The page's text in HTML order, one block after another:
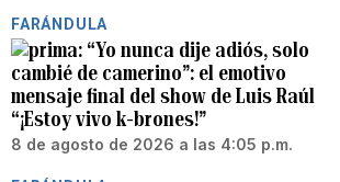
FARÁNDULA
“Yo nunca dije adiós, solo
cambié de camerino”: el emotivo
mensaje final del show de Luis Raúl
“¡Estoy vivo k-brones!”
8 de agosto de 2026 a las 4:05 p.m.